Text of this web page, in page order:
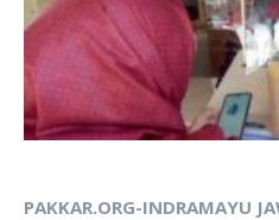
PAKKAR.ORG-INDRAMAYU